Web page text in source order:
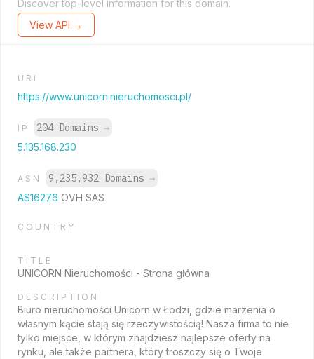
Discover top-level information for this domain.
View API →
URL
https://www.unicorn.nieruchomosci.pl/
IP 204 Domains →
5.135.168.230
ASN 9,235,932 Domains →
AS16276 OVH SAS
COUNTRY
TITLE
UNICORN Nieruchomości - Strona główna
DESCRIPTION
Biuro nieruchomości Unicorn w Łodzi, gdzie marzenia o
własnym kącie stają się rzeczywistością! Nasza firma to nie
tylko miejsce, w którym znajdziesz najlepsze oferty na
rynku, ale także partnera, który troszczy się o Twoje